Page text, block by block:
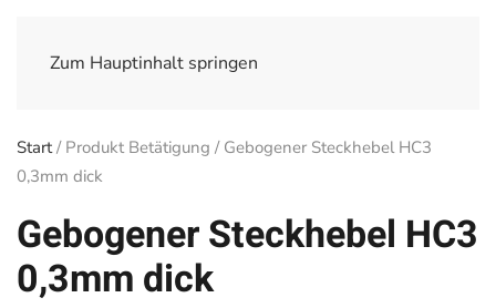
Zum Hauptinhalt springen
Start/ Produkt Betätigung / Gebogener Steckhebel HC3
0,3mm dick
Gebogener Steckhebel HC3
0,3mm dick